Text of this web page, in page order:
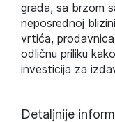
grada, sa brzom
neposrednoj
vrtića,
odličnu priliku
investicija za
Detaljnije